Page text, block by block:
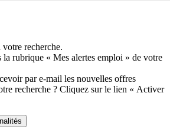
recherche.
la rubrique « Mes alertes emploi » de votre
par e-mail les nouvelles offres
recherche ? Cliquez sur le lien « Activer